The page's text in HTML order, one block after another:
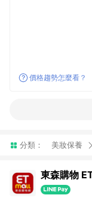
價格趨勢怎麼看？
分類： 美妝保養
東森購物